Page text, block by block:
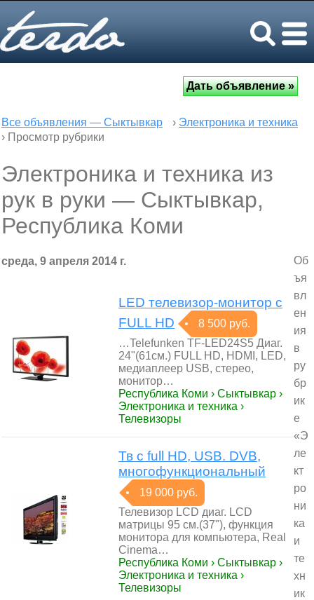
Все объявления — Сыктывкар › Электроника и техника
› Просмотр рубрики
Электроника и техника из
рук в руки — Сыктывкар,
Республика Коми
среда, 9 апреля 2014 г.
LED телевизор-монитор с
FULL HD
8 500 руб.
…Telefunken TF-LED24S5 Диаг.
24"(61см.) FULL HD, HDMI, LED,
медиаплеер USB, стерео,
монитор…
Республика Коми › Сыктывкар ›
Электроника и техника ›
Телевизоры
Тв с full HD, USB. DVB,
многофункциональный
19 000 руб.
Телевизор LCD диаг. LCD
матрицы 95 см.(37"), функция
монитора для компьютера, Real
Cinema…
Республика Коми › Сыктывкар ›
Электроника и техника ›
Телевизоры
Об
ъя
вл
ен
ия
в
ру
бр
ик
е
«Э
ле
кт
ро
ни
ка
и
те
хн
ик